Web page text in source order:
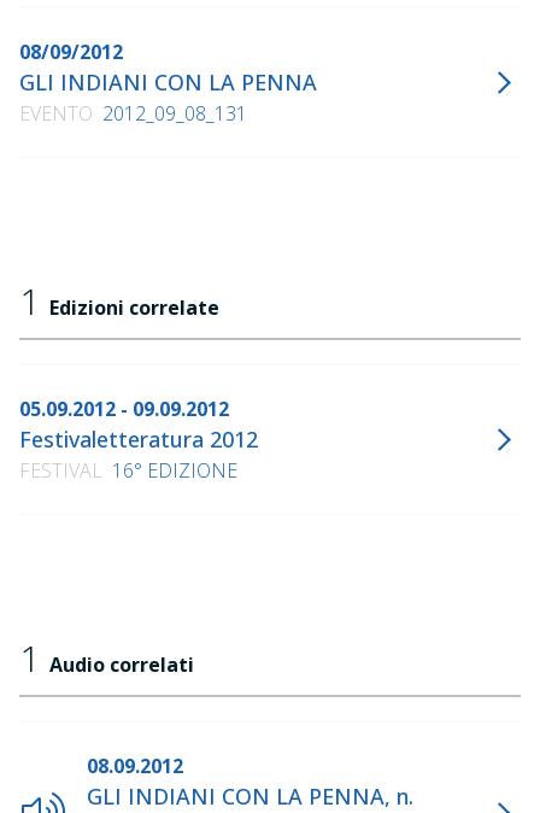
08/09/2012
GLI INDIANI CON LA PENNA
EVENTO 2012_09_08_131
1 Edizioni correlate
05.09.2012 - 09.09.2012
Festivaletteratura 2012
FESTIVAL 16° EDIZIONE
1 Audio correlati
08.09.2012
GLI INDIANI CON LA PENNA, n.